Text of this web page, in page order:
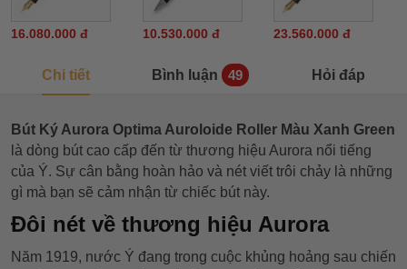
16.080.000 đ 10.530.000 đ 23.560.000 đ
Chi tiết Bình luận 49 Hỏi đáp
Bút Ký Aurora Optima Auroloide Roller Màu Xanh Green
là dòng bút cao cấp đến từ thương hiệu Aurora nổi tiếng
của Ý. Sự cân bằng hoàn hảo và nét viết trôi chảy là những
gì mà bạn sẽ cảm nhận từ chiếc bút này.
Đôi nét về thương hiệu Aurora
Năm 1919, nước Ý đang trong cuộc khủng hoảng sau chiến